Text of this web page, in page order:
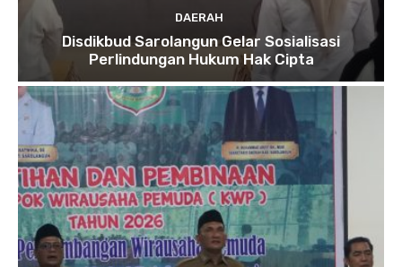
DAERAH
Disdikbud Sarolangun Gelar Sosialisasi
Perlindungan Hukum Hak Cipta